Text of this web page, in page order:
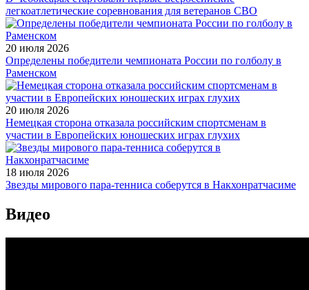
легкоатлетические соревнования для ветеранов СВО
20 июля 2026
Определены победители чемпионата России по голболу в
Раменском
20 июля 2026
Немецкая сторона отказала российским спортсменам в
участии в Европейских юношеских играх глухих
18 июля 2026
Звезды мирового пара-тенниса соберутся в Накхонратчасиме
Видео